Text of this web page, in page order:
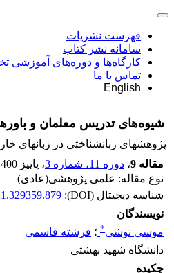
فهرست نشریات
سامانه نشر کتاب
کارگاه‌ها و دوره‌های آموزشی
تماس با ما
English
شیوه‌های تدریس معلمان و
پژوهشهای زبانشناختی در زبانهای
مقاله 9
، دوره 11، شماره 3 ، پاییز 1400
نوع مقاله: علمی پژوهشی(عادی)
شناسه دیجیتال (DOI):
نویسندگان
موسی نوشی* ؛ فرشته قاسمی
دانشگاه شهید بهشتی
چکیده